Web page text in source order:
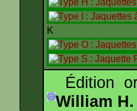
Édition
William H.